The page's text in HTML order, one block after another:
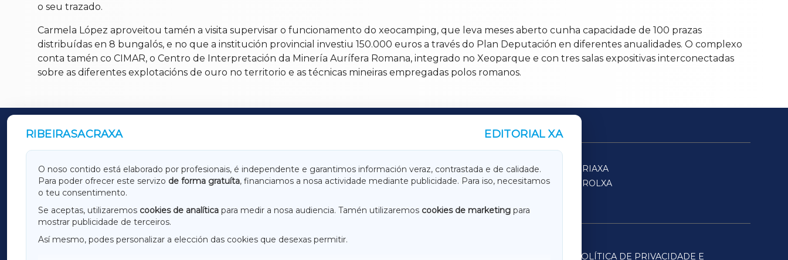
o seu trazado.
Carmela López aproveitou tamén a visita supervisar o funcionamento do xeocamping, que leva meses aberto cunha capacidade de 100 prazas
distribuídas en 8 bungalós, e no que a institución provincial investiu 150.000 euros a través do Plan Deputación en diferentes anualidades. O complexo
conta tamén co CIMAR, o Centro de Interpretación da Minería Aurífera Romana, integrado no Xeoparque e con tres salas expositivas interconectadas
sobre as diferentes explotacións de ouro no territorio e as técnicas mineiras empregadas polos romanos.
RIBEIRASACRAXA EDITORIAL XA
O noso contido está elaborado por profesionais, é independente e garantimos información veraz, contrastada e de calidade.
Para poder ofrecer este servizo de forma gratuíta, financiamos a nosa actividade mediante publicidade. Para iso, necesitamos
o teu consentimento.
Se aceptas, utilizaremos cookies de analítica para medir a nosa audiencia. Tamén utilizaremos cookies de marketing para
mostrar publicidade de terceiros.
Así mesmo, podes personalizar a elección das cookies que desexas permitir.
OUTROS PERIÓDICOS
GALICIAXA LUGOXA TERRACHAXA
SARRIAXA
AMARIÑAXA
RIBEIRASACRAXA ACORUÑAXA
FERROLXA
OURENSEXA
POLÍTICA DE PRIVACIDADE E